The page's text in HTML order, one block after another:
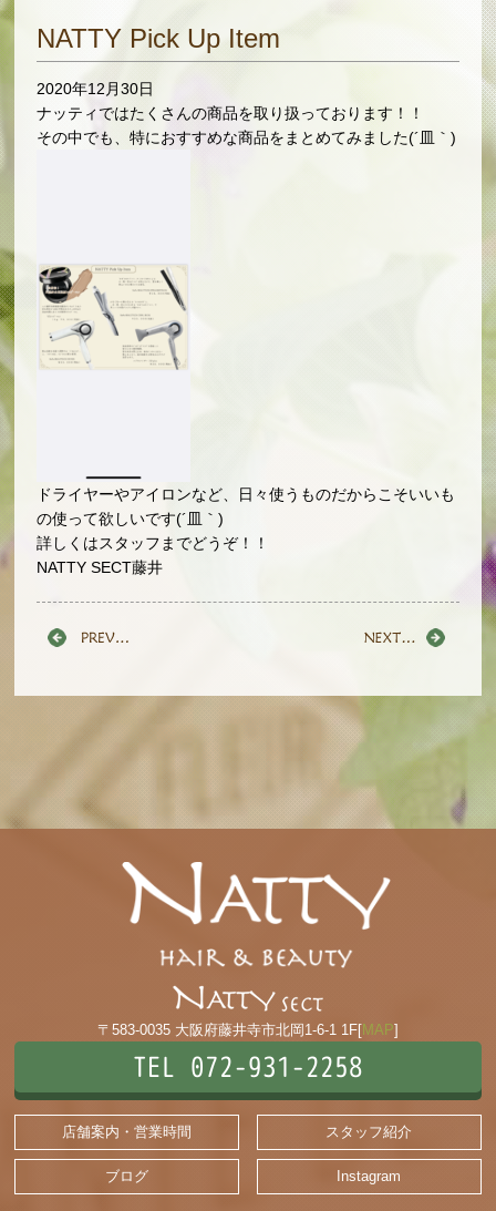
NATTY Pick Up Item
2020年12月30日
ナッティではたくさんの商品を取り扱っております！！
その中でも、特におすすめな商品をまとめてみました(´皿｀)
ドライヤーやアイロンなど、日々使うものだからこそいいも
の使って欲しいです(´皿｀)
詳しくはスタッフまでどうぞ！！
NATTY SECT藤井
〒583-0035 大阪府藤井寺市北岡1-6-1 1F[MAP]
TEL 072-931-2258
店舗案内・営業時間 スタッフ紹介
ブログ Instagram